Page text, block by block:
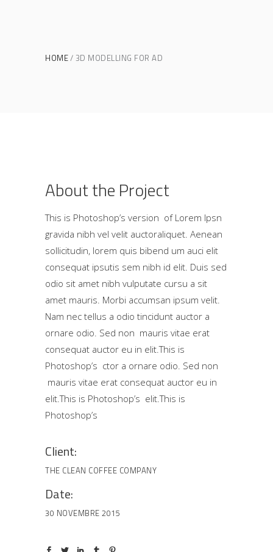
HOME 3D MODELLING FOR AD
About the Project
This is Photoshop’s version of Lorem Ipsn
gravida nibh vel velit auctoraliquet. Aenean
sollicitudin, lorem quis bibend um auci elit
consequat ipsutis sem nibh id elit. Duis sed
odio sit amet nibh vulputate cursu a sit
amet mauris. Morbi accumsan ipsum velit.
Nam nec tellus a odio tincidunt auctor a
ornare odio. Sed non mauris vitae erat
consequat auctor eu in elit.This is
Photoshop’s ctor a ornare odio. Sed non
mauris vitae erat consequat auctor eu in
elit.This is Photoshop’s elit.This is
Photoshop’s
Client:
THE CLEAN COFFEE COMPANY
Date:
30 NOVEMBRE 2015